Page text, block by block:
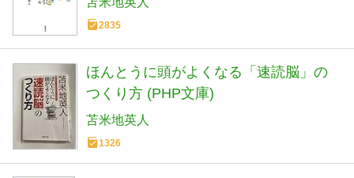
2835
ほんとうに頭がよくなる「速読脳」の
つくり方 (PHP文庫)
苫米地英人
1326